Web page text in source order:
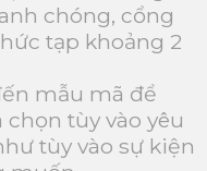
chóng, cổng
tạp khoảng 2
mẫu mã để
tùy vào yêu
tùy vào sự kiện